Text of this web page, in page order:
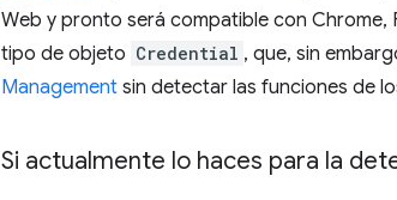
Web y pronto será compatible con Chrome,
tipo de objeto Credential , que, sin
Management sin detectar las funciones de
Si actualmente lo haces para la